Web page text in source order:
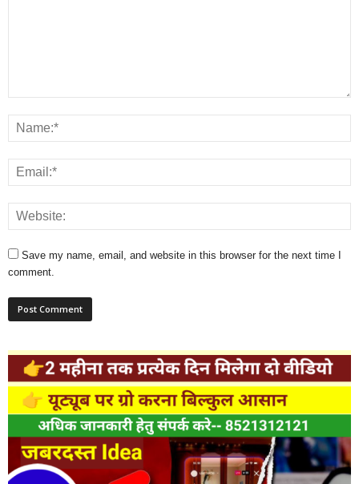
Save my name, email, and website in this browser for the next time I
comment.